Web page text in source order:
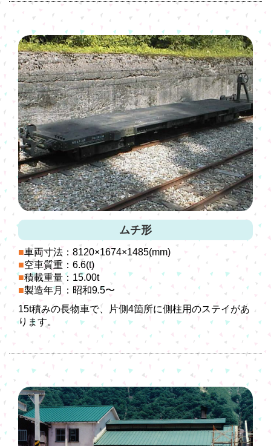
ムチ形
車両寸法：8120×1674×1485(mm)
空車質重：6.6(t)
積載重量：15.00t
製造年月：昭和9.5〜
15t積みの長物車で、片側4箇所に側柱用のステイがあ
ります。